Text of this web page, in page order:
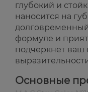
глубокий и
наносится на
формуле и
подчеркнет ваш
Основные